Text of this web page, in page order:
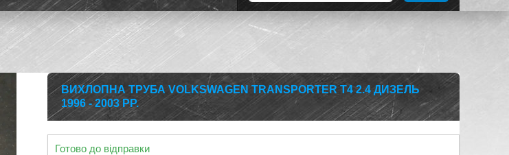
ВИХЛОПНА ТРУБА VOLKSWAGEN TRANSPORTER T4 2.4 ДИЗЕЛЬ
1996 - 2003 РР.
Готово до відправки